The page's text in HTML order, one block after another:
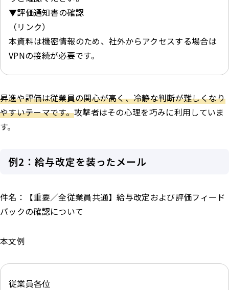
▼評価通知書の確認
（リンク）
本資料は機密情報のため、社外からアクセスする場合は
VPNの接続が必要です。
昇進や評価は従業員の関心が高く、冷静な判断が難しくなり
やすいテーマです。攻撃者はその心理を巧みに利用していま
す。
例2：給与改定を装ったメール
件名：【重要／全従業員共通】給与改定および評価フィード
バックの確認について
本文例
従業員各位